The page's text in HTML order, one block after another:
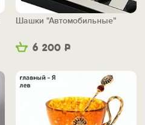
6 200 Р
Шашки "Автомобильные"